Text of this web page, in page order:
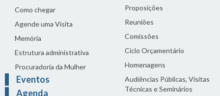
Como chegar
Agende uma Visita
Memória
Estrutura administrativa
Procuradoria da Mulher
Eventos
Agenda
Proposições
Reuniões
Comissões
Ciclo Orçamentário
Homenagens
Audiências Públicas, Visitas
Técnicas e Seminários